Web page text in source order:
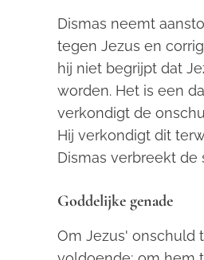
Dismas neemt
tegen Jezus en
hij niet begrijpt dat
worden. Het is een
verkondigt de
Hij verkondigt dit
Dismas verbreekt
Goddelijke genade
Om Jezus' onschuld